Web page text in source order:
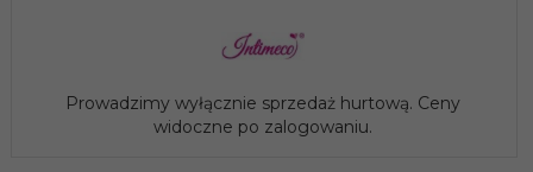
Prowadzimy wyłącznie sprzedaż hurtową. Ceny
widoczne po zalogowaniu.